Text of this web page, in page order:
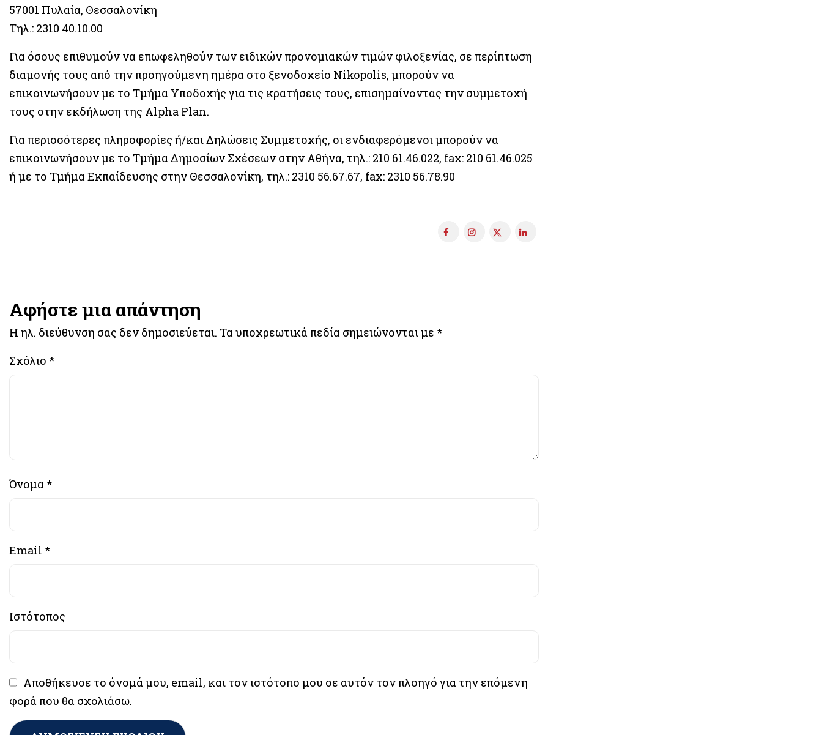
57001 Πυλαία, Θεσσαλονίκη
Τηλ.: 2310 40.10.00
Για όσους επιθυμούν να επωφεληθούν των ειδικών προνομιακών τιμών φιλοξενίας, σε περίπτωση
διαμονής τους από την προηγούμενη ημέρα στο ξενοδοχείο Nikopolis, μπορούν να
επικοινωνήσουν με το Τμήμα Υποδοχής για τις κρατήσεις τους, επισημαίνοντας την συμμετοχή
τους στην εκδήλωση της Alpha Plan.
Για περισσότερες πληροφορίες ή/και Δηλώσεις Συμμετοχής, οι ενδιαφερόμενοι μπορούν να
επικοινωνήσουν με το Τμήμα Δημοσίων Σχέσεων στην Αθήνα, τηλ.: 210 61.46.022, fax: 210 61.46.025
ή με το Τμήμα Εκπαίδευσης στην Θεσσαλονίκη, τηλ.: 2310 56.67.67, fax: 2310 56.78.90
Αφήστε μια απάντηση
Η ηλ. διεύθυνση σας δεν δημοσιεύεται. Τα υποχρεωτικά πεδία σημειώνονται με *
Σχόλιο *
Όνομα *
Email *
Ιστότοπος
Αποθήκευσε το όνομά μου, email, και τον ιστότοπο μου σε αυτόν τον πλοηγό για την επόμενη
φορά που θα σχολιάσω.